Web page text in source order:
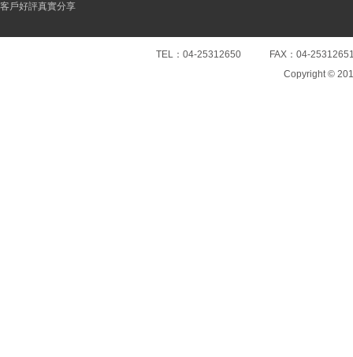
客戶好評真實分享
TEL：04-25312650 FAX：04-25312651
Copyright ©